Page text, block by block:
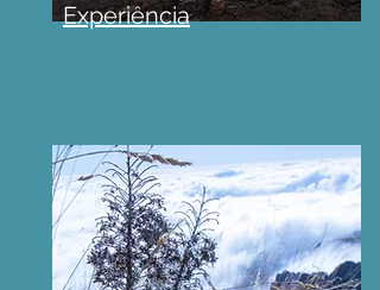
Experiência